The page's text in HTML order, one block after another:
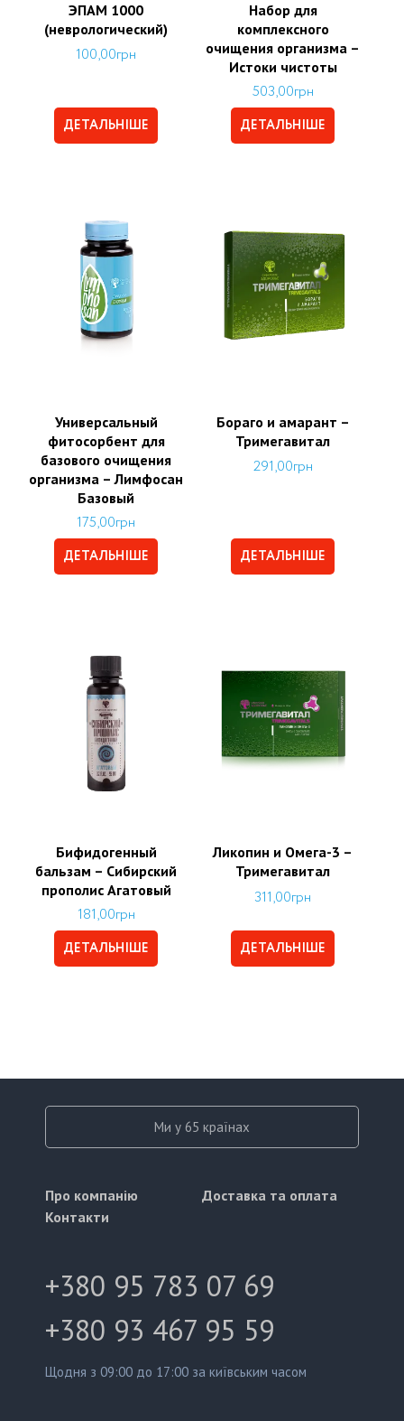
ЭПАМ 1000
(неврологический)
100,00грн
ДЕТАЛЬНІШЕ
Набор для
комплексного
очищения организма –
Истоки чистоты
503,00грн
ДЕТАЛЬНІШЕ
Универсальный
фитосорбент для
базового очищения
организма – Лимфосан
Базовый
175,00грн
ДЕТАЛЬНІШЕ
Бораго и амарант –
Тримегавитал
291,00грн
ДЕТАЛЬНІШЕ
Бифидогенный
бальзам – Сибирский
прополис Агатовый
181,00грн
ДЕТАЛЬНІШЕ
Ликопин и Омега-3 –
Тримегавитал
311,00грн
ДЕТАЛЬНІШЕ
Ми у 65 країнах
Про компанію
Контакти
Доставка та оплата
+380 95 783 07 69
+380 93 467 95 59
Щодня з 09:00 до 17:00 за київським часом